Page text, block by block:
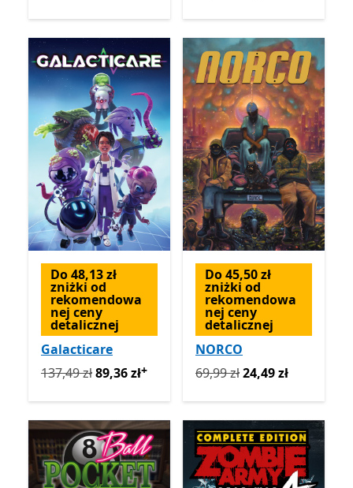
Do 48,13 zł
zniżki od
rekomendowa
nej ceny
detalicznej
Galacticare
Pierwotnie 137,49 zł teraz 89,36 złOferty zakupu w
137,49 zł89,36 zł+
Do 45,50 zł
zniżki od
rekomendowa
nej ceny
detalicznej
NORCO
Pierwotnie 69,99 zł teraz
69,99 zł24,49 zł